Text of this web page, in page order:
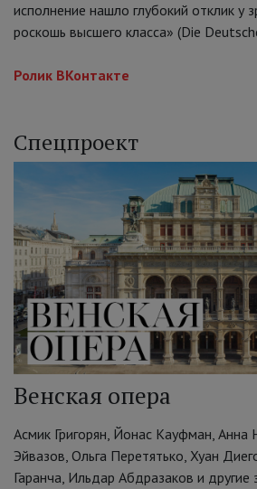
исполнение нашло глубокий отклик у
роскошь высшего класса» (Die
Ролик ВКонтакте
Спецпроект
Венская опера
Асмик Григорян, Йонас Кауфман,
Эйвазов, Ольга Перетятько, Хуан
Гаранча, Ильдар Абдразаков и другие